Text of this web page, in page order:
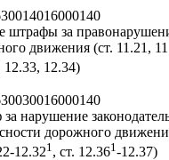
штрафы за
движения (ст. 11.21,
12.33, 12.34)
нарушение
дорожного
12.321 , ст. 12.361 -12.37)